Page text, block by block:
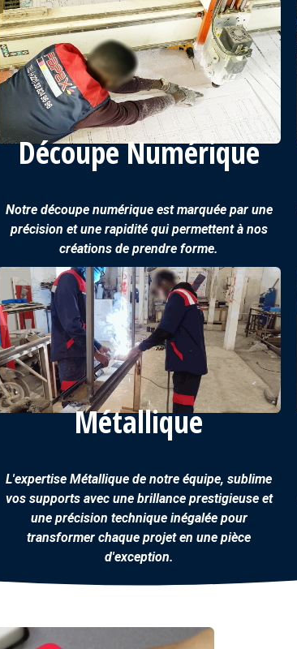
Découpe Numérique
Notre découpe numérique est marquée par une
précision et une rapidité qui permettent à nos
créations de prendre forme.
Métallique
L'expertise Métallique de notre équipe, sublime
vos supports avec une brillance prestigieuse et
une précision technique inégalée pour
transformer chaque projet en une pièce
d'exception.